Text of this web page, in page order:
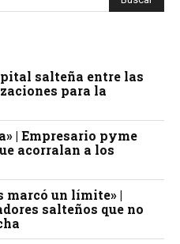
salteña entre las
para la
| Empresario pyme
acorralan a los
marcó un límite» |
salteños que no